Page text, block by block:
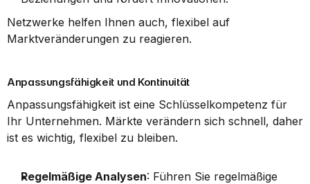
Netzwerke helfen Ihnen auch, flexibel auf
Marktveränderungen zu reagieren.
Anpassungsfähigkeit und Kontinuität
Anpassungsfähigkeit ist eine Schlüsselkompetenz für
Ihr Unternehmen. Märkte verändern sich schnell, daher
ist es wichtig, flexibel zu bleiben.
Regelmäßige Analysen: Führen Sie regelmäßige